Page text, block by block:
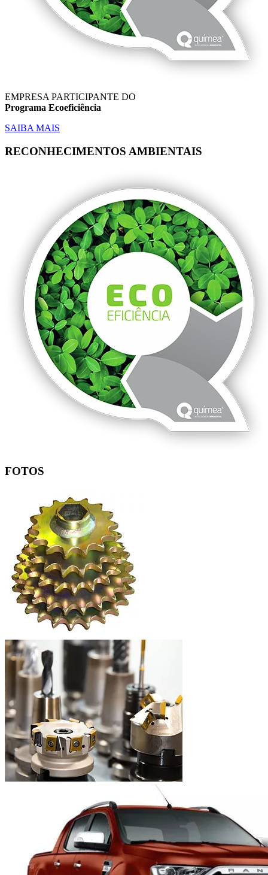
EMPRESA PARTICIPANTE DO
Programa Ecoeficiência
SAIBA MAIS
RECONHECIMENTOS AMBIENTAIS
FOTOS